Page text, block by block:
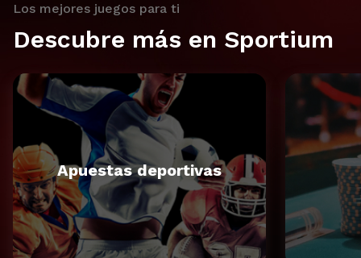
Los mejores juegos para ti
Descubre más en Sportium
Apuestas deportivas